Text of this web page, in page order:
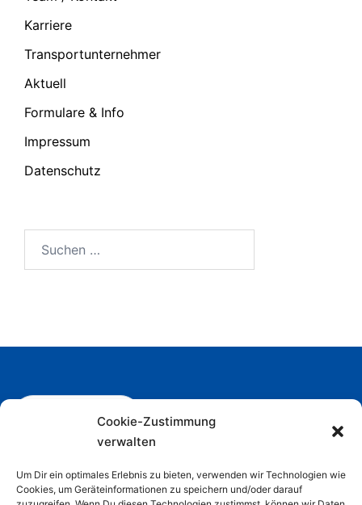
Cookie-Zustimmung
verwalten
Um Dir ein optimales Erlebnis zu bieten, verwenden wir Technologien wie
Cookies, um Geräteinformationen zu speichern und/oder darauf
Karriere
Transportunternehmer
Aktuell
Formulare & Info
Impressum
Datenschutz
Telefon: (0711) 95 79 68 0
E-Mail: service@tefra.de